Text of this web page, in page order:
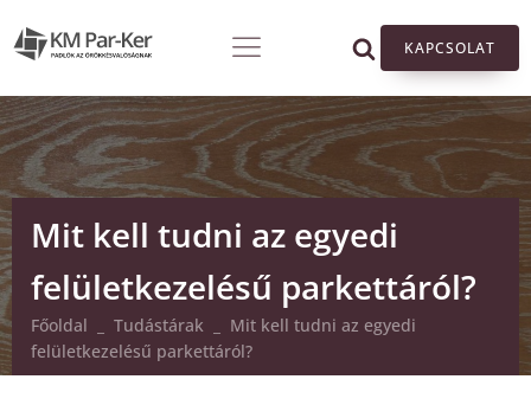
KAPCSOLAT
Mit kell tudni az egyedi
felületkezelésű parkettáról?
Főoldal Tudástárak
Mit kell tudni az egyedi
felületkezelésű parkettáról?